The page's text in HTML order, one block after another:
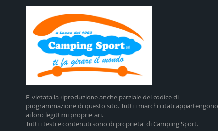
E' vietata la riproduzione anche parziale del codice di
programmazione di questo sito. Tutti i marchi citati appartengono
ai loro legittimi proprietari.
Tutti i testi e contenuti sono di proprieta' di Camping Sport.